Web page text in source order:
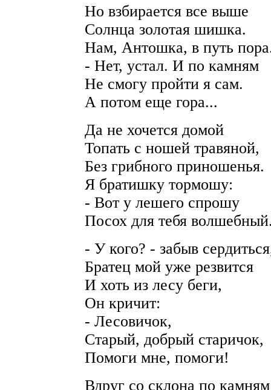
Но взбирается все выше
Солнца золотая шишка.
Нам, Антошка, в путь
- Нет, устал. И по камням
Не смогу пройти я сам.
А потом еще гора...
Да не хочется домой
Топать с ношей травяной,
Без грибного приношенья.
Я братишку тормошу:
- Вот у лешего спрошу
Посох для тебя
- У кого? - забыв
Братец мой уже резвится
И хоть из лесу беги,
Он кричит:
- Лесовичок,
Старый, добрый старичок,
Помоги мне, помоги!
Вдруг со склона по камням